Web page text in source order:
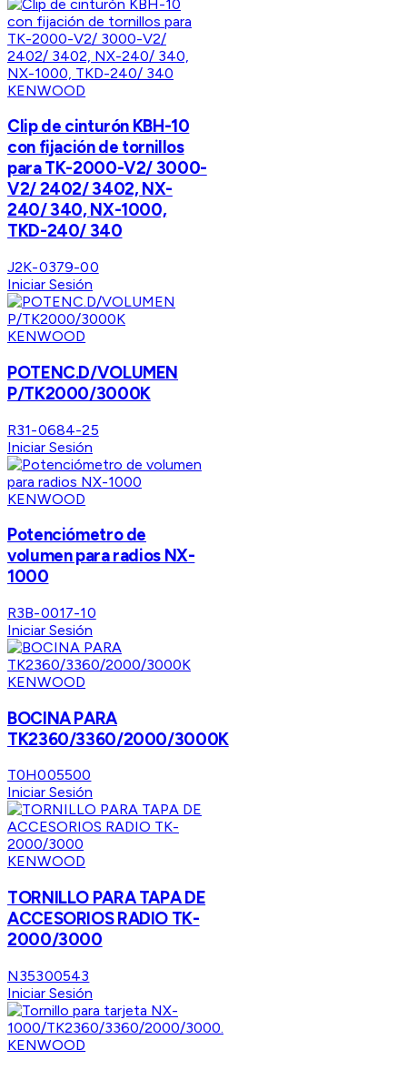
KENWOOD
Clip de cinturón KBH-10
con fijación de tornillos
para TK-2000-V2/ 3000-
V2/ 2402/ 3402, NX-
240/ 340, NX-1000,
TKD-240/ 340
J2K-0379-00
Iniciar Sesión
KENWOOD
POTENC.D/VOLUMEN
P/TK2000/3000K
R31-0684-25
Iniciar Sesión
KENWOOD
Potenciómetro de
volumen para radios NX-
1000
R3B-0017-10
Iniciar Sesión
KENWOOD
BOCINA PARA
TK2360/3360/2000/3000K
T0H005500
Iniciar Sesión
KENWOOD
TORNILLO PARA TAPA DE
ACCESORIOS RADIO TK-
2000/3000
N35300543
Iniciar Sesión
KENWOOD